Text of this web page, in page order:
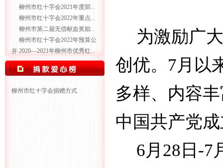
柳州市红十字会2021年度部...
柳州市红十字会2022年重点...
柳州市第二届无偿献血奖励...
柳州市红十字会2022年预算公
开 2020—2021年柳州市优秀红...
柳州市红十字会捐赠方式
为激励广
创优。 7月以
多样、内容
中国共产党
6月 28 日 -7